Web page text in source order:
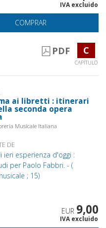
IVA excluido
COMPRAR
PDF C
CAPÍTULO
ai libretti : itinerari
seconda opera
Musicale Italiana
DE
ieri esperienza d'oggi :
per Paolo Fabbri. - (
; 15)
EUR 9,00
IVA excluido